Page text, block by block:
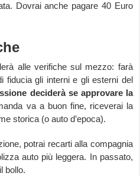
Dovrai anche pagare 40 Euro
alle verifiche sul mezzo: farà
fiducia gli interni e gli esterni del
deciderà se approvare la
va a buon fine, riceverai la
storica (o auto d’epoca).
potrai recarti alla compagnia
auto più leggera. In passato,
bollo.